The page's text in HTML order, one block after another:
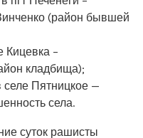
(район бывшей
Кицевка –
кладбища);
Пятницкое —
села.
суток рашисты